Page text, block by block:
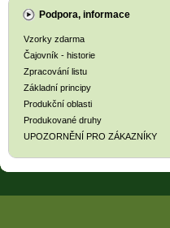
Podpora, informace
Vzorky zdarma
Čajovník - historie
Zpracování listu
Základní principy
Produkční oblasti
Produkované druhy
UPOZORNĚNÍ PRO ZÁKAZNÍKY